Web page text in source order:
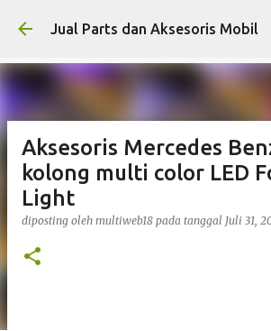
Langsung ke konten
Jual Parts dan Aksesoris Mobil
Aksesoris Mercedes
kolong multi color LED
Light
diposting oleh multiweb18 pada tanggal Juli 31,